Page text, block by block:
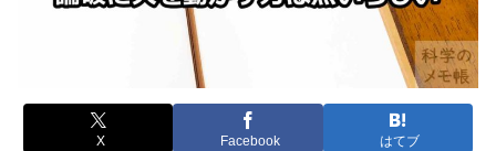
X Facebook はてブ